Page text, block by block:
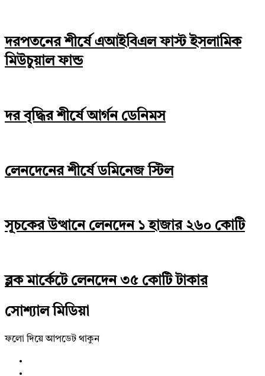
দরপতনের শীর্ষে এআইবিএল ফাস্ট ইসলামিক
মিউচুয়াল ফান্ড
দর বৃদ্ধির শীর্ষে আর্গন ডেনিমস
লেনদেনের শীর্ষে ডমিনেজ স্টিল
সূচকের উত্থানে লেনদেন ১ হাজার ২৬০ কোটি
ব্লক মার্কেটে লেনদেন ৩৫ কোটি টাকার
সোশ্যাল মিডিয়া
ফলো দিয়ে আপডেট থাকুন